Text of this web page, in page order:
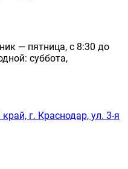
— пятница, с 8:30 до
суббота,
г. Краснодар, ул. 3-я